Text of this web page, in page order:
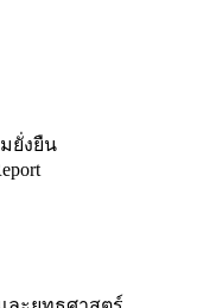
ยั่งยืน